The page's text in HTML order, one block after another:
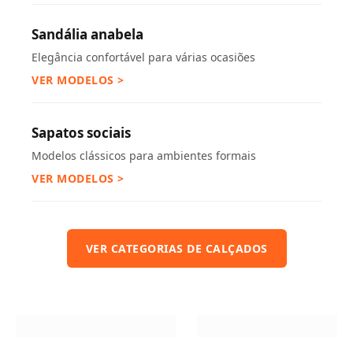
Sandália anabela
Elegância confortável para várias ocasiões
VER MODELOS >
Sapatos sociais
Modelos clássicos para ambientes formais
VER MODELOS >
VER CATEGORIAS DE CALÇADOS